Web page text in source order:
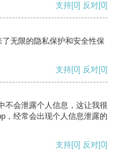
支持[0] 反对[0]
无限的隐私保护和安全性保
支持[0] 反对[0]
不会泄露个人信息，这让我很
，经常会出现个人信息泄露的
支持[0] 反对[0]